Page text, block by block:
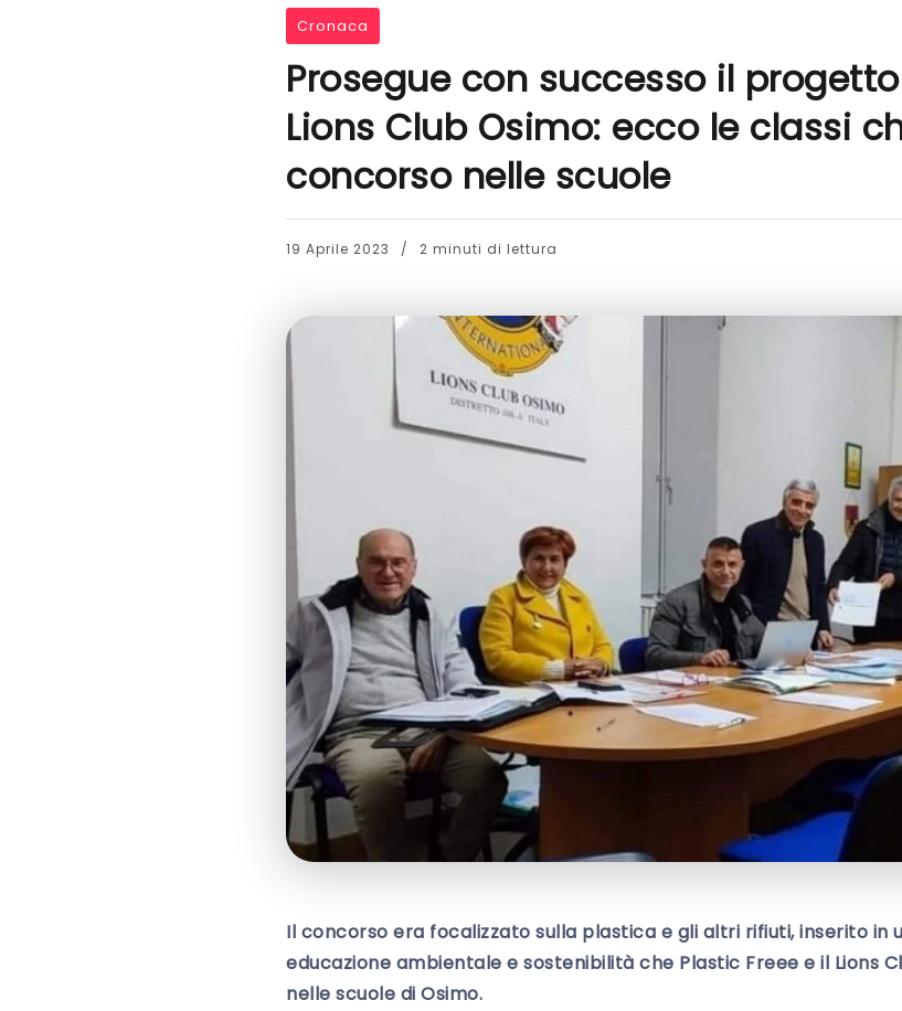
Cronaca
Prosegue con successo il
Lions Club Osimo: ecco le classi
concorso nelle scuole
19 Aprile 2023 2 minuti di lettura
Il concorso era focalizzato sulla plastica e gli altri rifiuti, inserito in
educazione ambientale e sostenibilità che Plastic Freee e il Lions
nelle scuole di Osimo.